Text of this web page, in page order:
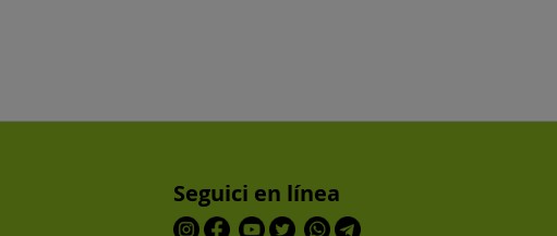
Seguici en línea